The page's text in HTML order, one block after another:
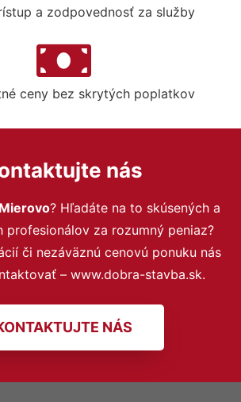
a zodpovednosť za služby
ceny bez skrytých poplatkov
nás
? Hľadáte na to skúsených a
profesionálov za rozumný peniaz?
či nezáväznú cenovú ponuku nás
– www.dobra-stavba.sk.
NÁS